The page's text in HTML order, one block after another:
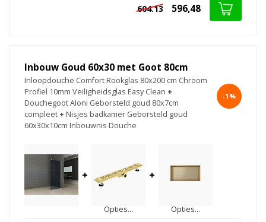
604.13 596,48
Inbouw Goud 60x30 met Goot 80cm
Inloopdouche Comfort Rookglas 80x200 cm Chroom
Profiel 10mm Veiligheidsglas Easy Clean +
Douchegoot Aloni Geborsteld goud 80x7cm
compleet + Nisjes badkamer Geborsteld goud
60x30x10cm Inbouwnis Douche
-1%
+
Opties...
+
Opties...